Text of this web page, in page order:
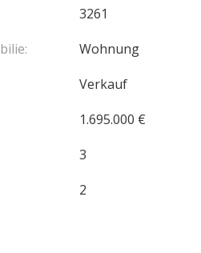
cave et un parking
part du budget
3261
Wohnung
Verkauf
1.695.000 €
3
2